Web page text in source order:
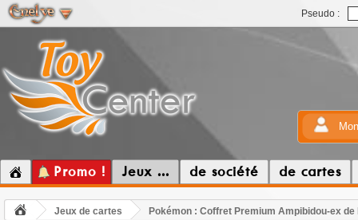
Pseudo :
Promo ! Jeux ... de société de cartes
Jeux de cartes Pokémon : Coffret Premium Ampibidou-ex de